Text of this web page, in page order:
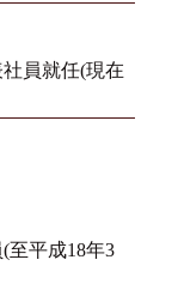
員就任(現在
至平成18年3